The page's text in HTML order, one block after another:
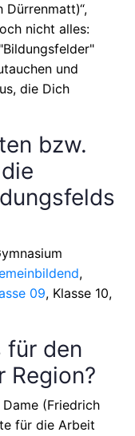
Dürrenmatt)“,
nicht alles:
und
die Dich
bzw.
,
09, Klasse 10,
für den
Region?
(Friedrich
für die Arbeit